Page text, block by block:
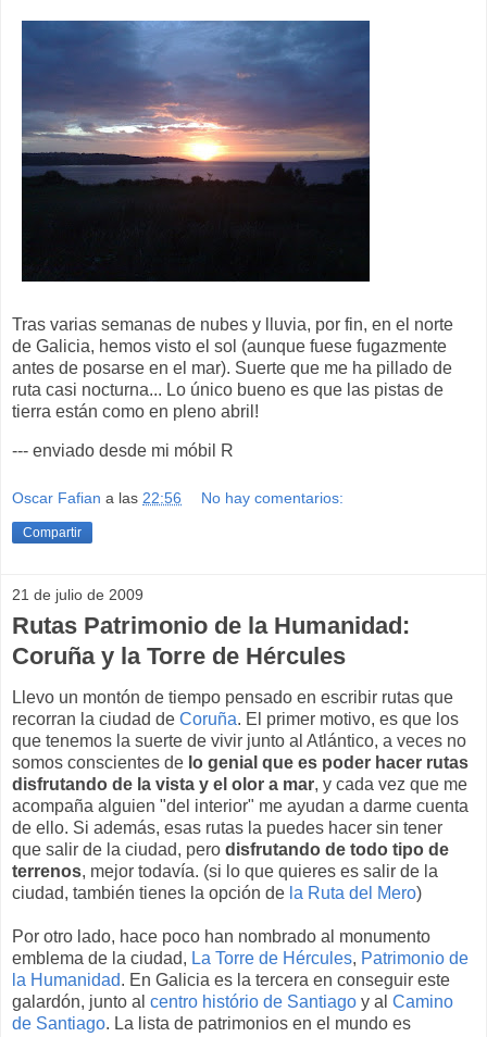
Tras varias semanas de nubes y lluvia, por fin, en el norte
de Galicia, hemos visto el sol (aunque fuese fugazmente
antes de posarse en el mar). Suerte que me ha pillado de
ruta casi nocturna... Lo único bueno es que las pistas de
tierra están como en pleno abril!
--- enviado desde mi móbil R
Oscar Fafian a las 22:56 No hay comentarios:
Compartir
21 de julio de 2009
Rutas Patrimonio de la Humanidad:
Coruña y la Torre de Hércules
Llevo un montón de tiempo pensado en escribir rutas que
recorran la ciudad de Coruña. El primer motivo, es que los
que tenemos la suerte de vivir junto al Atlántico, a veces no
somos conscientes de lo genial que es poder hacer rutas
disfrutando de la vista y el olor a mar, y cada vez que me
acompaña alguien "del interior" me ayudan a darme cuenta
de ello. Si además, esas rutas la puedes hacer sin tener
que salir de la ciudad, pero disfrutando de todo tipo de
terrenos, mejor todavía. (si lo que quieres es salir de la
ciudad, también tienes la opción de la Ruta del Mero)
Por otro lado, hace poco han nombrado al monumento
emblema de la ciudad, La Torre de Hércules, Patrimonio de
la Humanidad. En Galicia es la tercera en conseguir este
galardón, junto al centro histório de Santiago y al Camino
de Santiago. La lista de patrimonios en el mundo es